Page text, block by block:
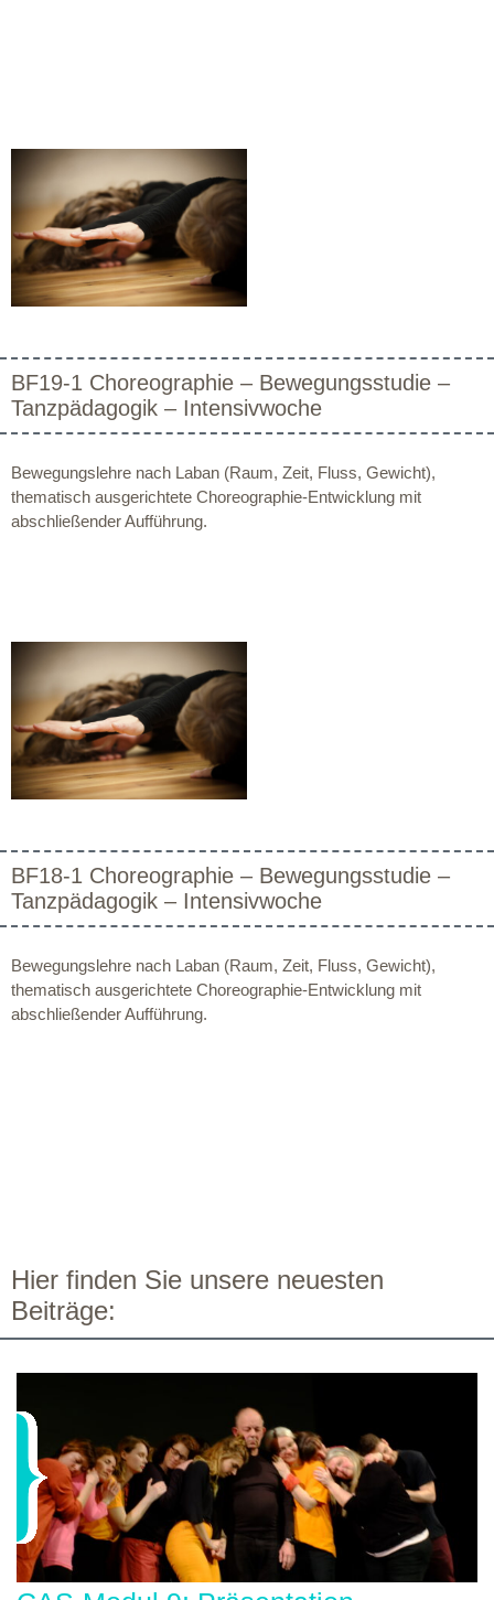
BF19-1 Choreographie – Bewegungsstudie –
Tanzpädagogik – Intensivwoche
Bewegungslehre nach Laban (Raum, Zeit, Fluss, Gewicht),
thematisch ausgerichtete Choreographie-Entwicklung mit
abschließender Aufführung.
BF18-1 Choreographie – Bewegungsstudie –
Tanzpädagogik – Intensivwoche
Bewegungslehre nach Laban (Raum, Zeit, Fluss, Gewicht),
thematisch ausgerichtete Choreographie-Entwicklung mit
abschließender Aufführung.
Hier finden Sie unsere neuesten
Beiträge: